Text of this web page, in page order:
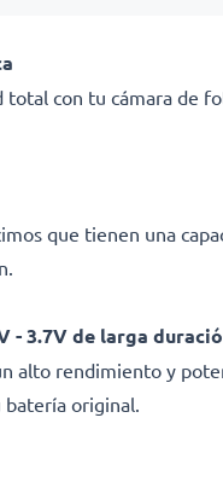
con tu cámara de
que tienen una
- 3.7V de larga
alto rendimiento y
original.